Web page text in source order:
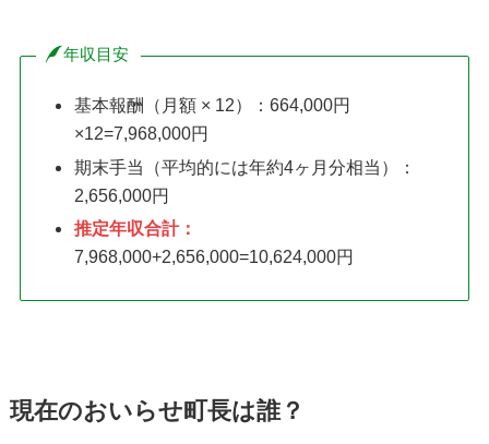
年収目安
基本報酬（月額 × 12）：664,000円
×12=7,968,000円
期末手当（平均的には年約4ヶ月分相当）：
2,656,000円
推定年収合計：
7,968,000+2,656,000=10,624,000円
現在のおいらせ町長は誰？